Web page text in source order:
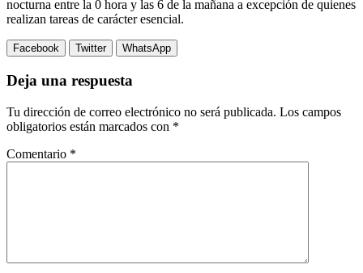
nocturna entre la 0 hora y las 6 de la mañana a excepción de quienes
realizan tareas de carácter esencial.
Facebook Twitter WhatsApp
Deja una respuesta
Tu dirección de correo electrónico no será publicada. Los campos
obligatorios están marcados con *
Comentario *